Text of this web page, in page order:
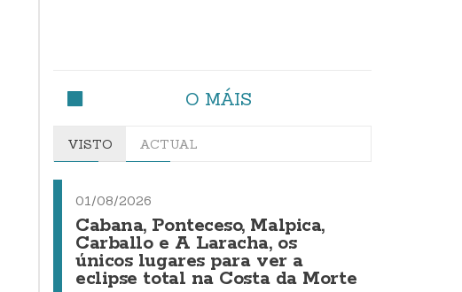
O MÁIS
VISTO ACTUAL
01/08/2026
Cabana, Ponteceso, Malpica,
Carballo e A Laracha, os
únicos lugares para ver a
eclipse total na Costa da Morte